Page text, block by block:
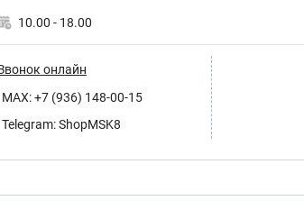
10.00 - 18.00
онлайн
MAX: +7 (936) 148-00-15
Telegram: ShopMSK8